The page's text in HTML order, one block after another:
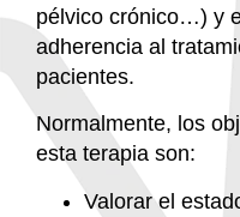
pélvico crónico…) y
adherencia al
pacientes.
Normalmente, los
esta terapia son:
Valorar el